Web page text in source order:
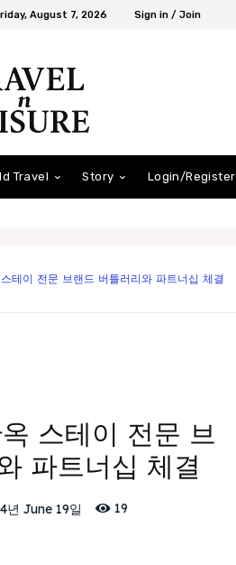
August 7, 2026 Sign in / Join
Travel Story Login/Register
테이 전문 브랜드 버틀러리와 파트너십 체결
스테이 전문 브
파트너십 체결
년 June 19일 19